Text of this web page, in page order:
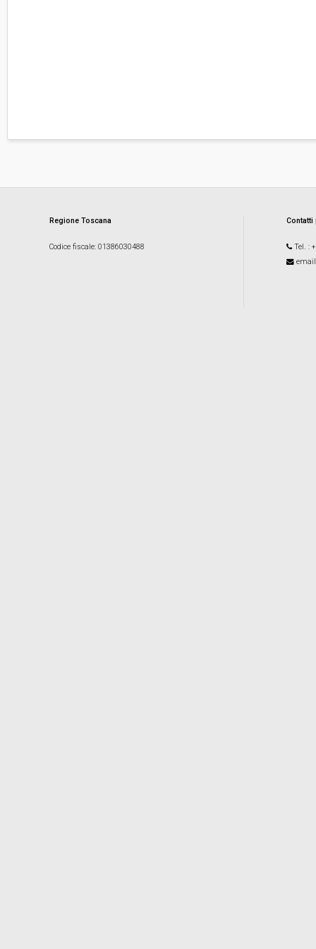
Regione Toscana
Codice fiscale: 01386030488 Tel. :
email